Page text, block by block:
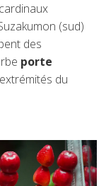
(sud)
des
porte
du